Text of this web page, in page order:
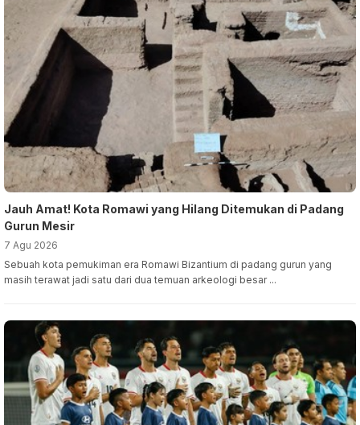
Jauh Amat! Kota Romawi yang Hilang Ditemukan di Padang
Gurun Mesir
7 Agu 2026
Sebuah kota pemukiman era Romawi Bizantium di padang gurun yang
masih terawat jadi satu dari dua temuan arkeologi besar ...